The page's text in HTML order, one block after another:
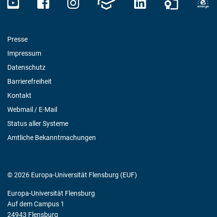
Presse
Impressum
Datenschutz
Barrierefreiheit
Kontakt
Webmail / E-Mail
Status aller Systeme
Amtliche Bekanntmachungen
© 2026 Europa-Universität Flensburg (EUF)
Europa-Universität Flensburg
Auf dem Campus 1
24943 Flensburg